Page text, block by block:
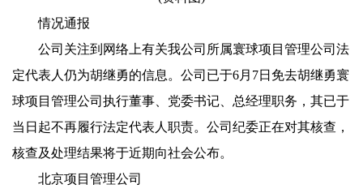
情况通报
公司关注到网络上有关我公司所属寰球项目管理公司法
定代表人仍为胡继勇的信息。公司已于6月7日免去胡继勇寰
球项目管理公司执行董事、党委书记、总经理职务，其已于
当日起不再履行法定代表人职责。公司纪委正在对其核查，
核查及处理结果将于近期向社会公布。
北京项目管理公司